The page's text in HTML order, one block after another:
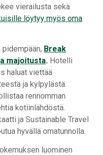
vierailusta sekä
löytyy myös oma
Break
majoitusta. Hotelli
haluat viettää
ja kylpylästä.
rennomman
kotiinlähdöstä.
ja Sustainable Travel
hyvällä omatunnolla.
luominen